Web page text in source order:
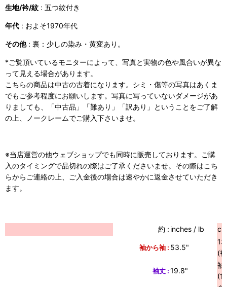
生地/衿/紋 : 五つ紋付き
年代 : およそ1970年代
その他: 裏：少しの染み・黄変あり。
*ご覧頂いているモニターによって、写真と実物の色や風合いが異な
って見える場合があります。
こちらの商品は中古の古着になります。シミ・傷等の写真はあくま
でもご参考程度にお願いします。写真に写っていないダメージがあ
りましても、「中古品」「難あり」「訳あり」ということをご了解
の上、ノークレームでご購入下さいませ。
※当店運営の他ウェブショップでも同時に販売しております。ご購
入のタイミングで品切れの際はご了承くださいませ。その際はこち
らからご連絡の上、ご入金後の場合は速やかに返金させていただき
ます。
約 : inches / lb
袖から袖 : 53.5"
(
袖丈 :19.8"
袖
(1